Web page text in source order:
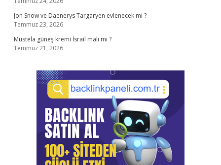
Jon Snow ve Daenerys Targaryen evlenecek mi ?
Temmuz 23, 2026
Mustela güneş kremi İsrail malı mı ?
Temmuz 21, 2026